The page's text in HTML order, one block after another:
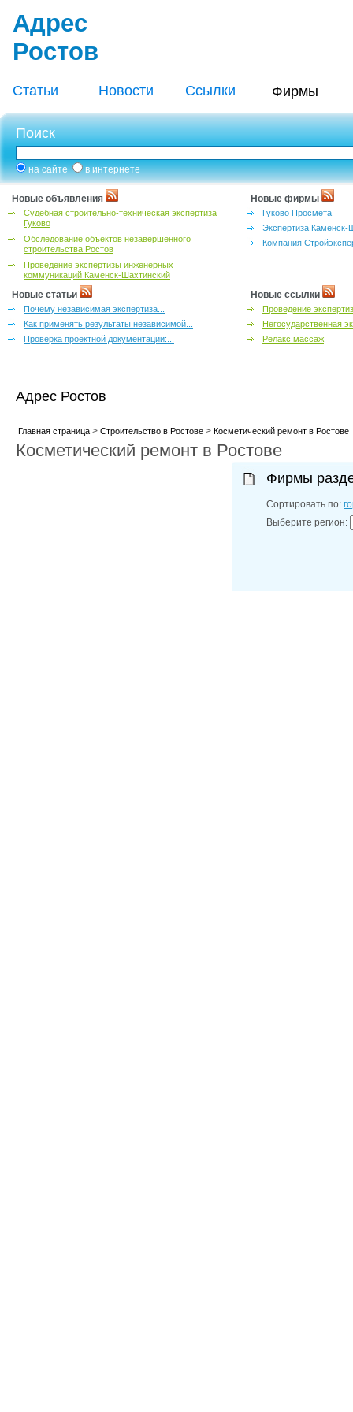
Адрес
Ростов
Статьи Новости Ссылки Фирмы
Поиск
на сайте в интернете
Новые объявления
Судебная строительно-техническая экспертиза
Гуково
Обследование объектов незавершенного
строительства Ростов
Проведение экспертизы инженерных
коммуникаций Каменск-Шахтинский
Новые фирмы
Гуково Просмета
Экспертиза Каменск-
Компания
Новые статьи
Почему независимая экспертиза...
Как применять результаты независимой...
Проверка проектной документации:...
Новые ссылки
Проведение
Негосударственная
Релакс массаж
Адрес Ростов
Главная страница> Строительство в Ростове> Косметический ремонт в Ростове
Косметический ремонт в Ростове
Фирмы
Сортировать по:
Выберите регион: